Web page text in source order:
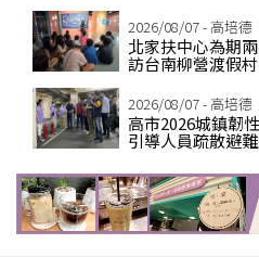
2026/08/07 - 高培德
北家扶中心為期
訪台南柳營渡假
2026/08/07 - 高培德
高市2026城鎮韌
引導人員疏散避